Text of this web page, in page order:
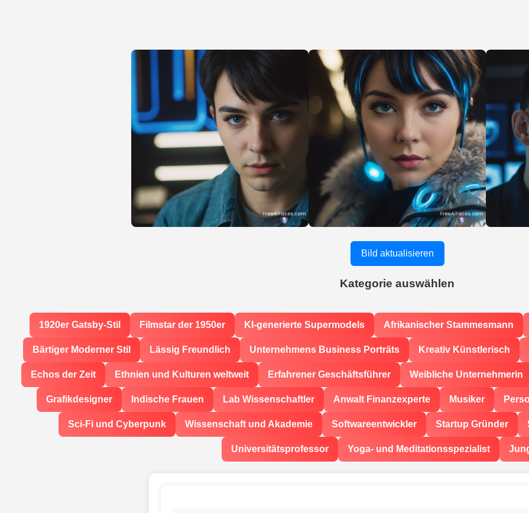
Bild aktualisieren
Kategorie auswählen
1920er Gatsby-Stil Filmstar der 1950er KI-generierte Supermodels Afrikanischer Stammesmann
Bärtiger Moderner Stil Lässig Freundlich Unternehmens Business Porträts Kreativ Künstlerisch
Echos der Zeit Ethnien und Kulturen weltweit Erfahrener Geschäftsführer Weibliche Unternehmerin
Grafikdesigner Indische Frauen Lab Wissenschaftler Anwalt Finanzexperte Musiker
Sci-Fi und Cyberpunk Wissenschaft und Akademie Softwareentwickler Startup Gründer
Universitätsprofessor Yoga- und Meditationsspezialist